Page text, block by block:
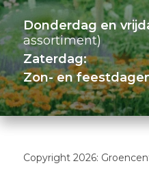
Donderdag en
assortiment)
Zaterdag:
Zon- en
Copyright 2026: